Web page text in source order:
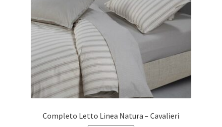
Completo Letto Linea Natura – Cavalieri